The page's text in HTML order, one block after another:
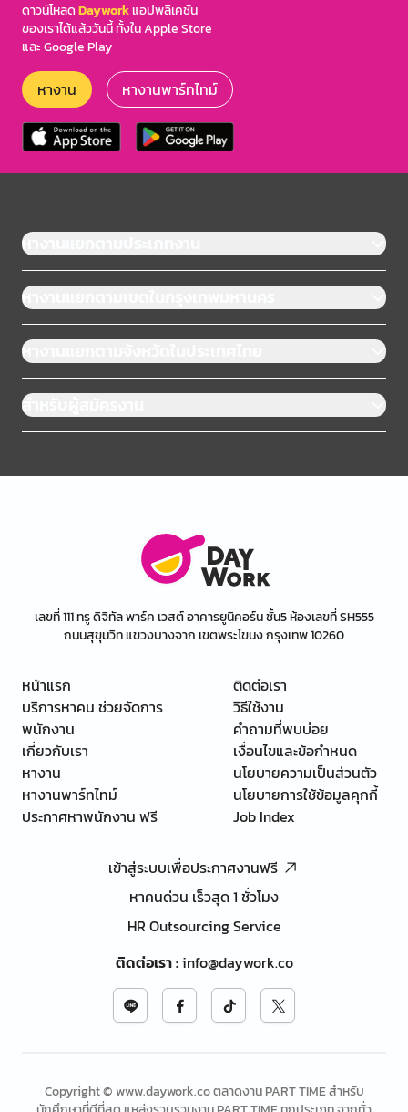
ดาวน์โหลดDayworkแอปพลิเคชัน
ของเราได้แล้ววันนี้ ทั้งใน Apple Store
และ Google Play
หางาน หางานพาร์ทไทม์
หางานแยกตามประเภทงาน
หางานแยกตามเขตในกรุงเทพมหานคร
หางานแยกตามจังหวัดในประเทศไทย
สำหรับผู้สมัครงาน
เลขที่ 111 ทรู ดิจิทัล พาร์ค เวสต์ อาคารยูนิคอร์น ชั้น5 ห้องเลขที่ SH555
ถนนสุขุมวิท แขวงบางจาก เขตพระโขนง กรุงเทพ 10260
หน้าแรก
บริการหาคน ช่วยจัดการ
พนักงาน
เกี่ยวกับเรา
หางาน
หางานพาร์ทไทม์
ประกาศหาพนักงาน ฟรี
ติดต่อเรา
วิธีใช้งาน
คำถามที่พบบ่อย
เงื่อนไขและข้อกำหนด
นโยบายความเป็นส่วนตัว
นโยบายการใช้ข้อมูลคุกกี้
Job Index
เข้าสู่ระบบเพื่อประกาศงานฟรี
หาคนด่วน เร็วสุด 1 ชั่วโมง
HR Outsourcing Service
ติดต่อเรา:info@daywork.co
Copyright © www.daywork.co ตลาดงาน PART TIME สำหรับ